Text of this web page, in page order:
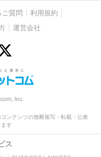
ご質問
利用規約
運営会社
Inc.
ンテンツの無断複写・転載・公衆
す
ス